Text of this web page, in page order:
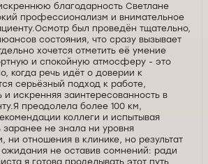
благодарность Светлане
профессионализм и внимательное
был проведён тщательно,
состояния, что сразу вызывает
хочется отметить её умение
и спокойную атмосферу - это
когда речь идёт о доверии к
серьёзный подход к работе,
и искренняя заинтересованность в
преодолела более 100 км,
коллеги и испытывая
заранее не знала ни уровня
ни отношения в клинике, но результат
не оставив сомнений: ради
я готова проделывать этот путь